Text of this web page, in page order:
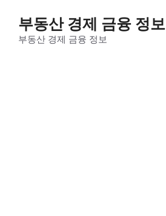
부동산 경제 금융 정보
부동산 경제 금융 정보